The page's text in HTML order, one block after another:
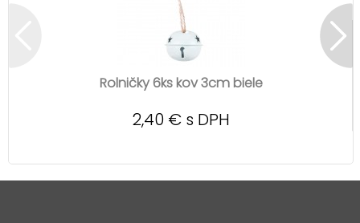
Rolničky 6ks kov 3cm biele
2,40 € s DPH